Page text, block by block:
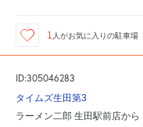
1 人がお気に入りの駐車場
ID:305046283
タイムズ生田第3
ラーメン二郎 生田駅前店から